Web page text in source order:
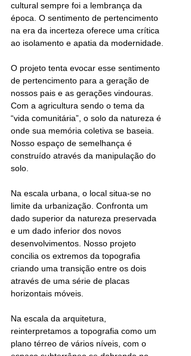
cultural sempre foi a lembrança da
época. O sentimento de pertencimento
na era da incerteza oferece uma crítica
ao isolamento e apatia da modernidade.
O projeto tenta evocar esse sentimento
de pertencimento para a geração de
nossos pais e as gerações vindouras.
Com a agricultura sendo o tema da
“vida comunitária”, o solo da natureza é
onde sua memória coletiva se baseia.
Nosso espaço de semelhança é
construído através da manipulação do
solo.
Na escala urbana, o local situa-se no
limite da urbanização. Confronta um
dado superior da natureza preservada
e um dado inferior dos novos
desenvolvimentos. Nosso projeto
concilia os extremos da topografia
criando uma transição entre os dois
através de uma série de placas
horizontais móveis.
Na escala da arquitetura,
reinterpretamos a topografia como um
plano térreo de vários níveis, com o